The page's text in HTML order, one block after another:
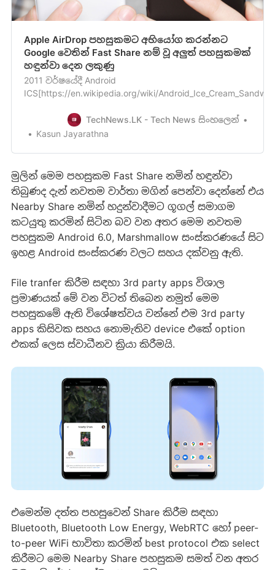
Apple AirDrop පහසුකමට අභියෝග කරන්නට
Google වෙතින් Fast Share නම් වූ අලුත් පහසුකමක්
හඳුන්වා දෙන ලකුණු
2011 වර්ෂයේදී Android
ICS[https://en.wikipedia.org/wiki/
පහසුකම Android Q[https://en.wikipedia.org/wiki/Android_Q]
වල සිට ඉවත් කරනු ලබන බව මේ වසරේ මුුලGoogle සමාගම
TechNews.LK - Tech News සිංහලෙන්
Kasun Jayarathna
මුලින් මෙම පහසුකම Fast Share නමින් හඳුන්වා
තිබුණද දැන් නවතම වාර්තා මගින් පෙන්වා දෙන්නේ එය
Nearby Share නමින් හදුන්වාදීමට ගූගල් සමාගම
කටයුතු කරමින් සිටින බව වන අතර මෙම නවතම
පහසුකම Android 6.0, Marshmallow සංස්කරණයේ සිට
ඉහළ Android සංස්කරණ වලට සහය දක්වනු ඇති.
File tranfer කිරීම සඳහා 3rd party apps විශාල
ප්‍රමාණයක් මේ වන විටත් තිබෙන නමුත් මෙම
පහසුකමේ ඇති විශේෂත්වය වන්නේ එම 3rd party
apps කිසිවක සහය නොමැතිව device එකේ option
එකක් ලෙස ස්වාධීනව ක්‍රියා කිරීමයි.
එමෙන්ම දත්ත පහසුවෙන් Share කිරීම සඳහා
Bluetooth, Bluetooth Low Energy, WebRTC හෝ peer-
to-peer WiFi භාවිතා කරමින් best protocol එක select
කිරීමට මෙම Nearby Share පහසුකම සමත් වන අතර